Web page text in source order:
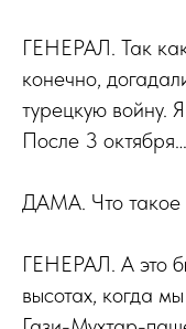
ГЕНЕРАЛ. Так
конечно,
турецкую войну.
После 3 октября…
ДАМА. Что такое
ГЕНЕРАЛ. А это
высотах, когда